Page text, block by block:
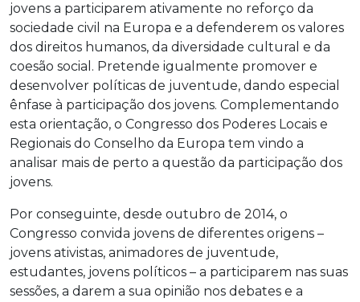
jovens a participarem ativamente no reforço da
sociedade civil na Europa e a defenderem os valores
dos direitos humanos, da diversidade cultural e da
coesão social. Pretende igualmente promover e
desenvolver políticas de juventude, dando especial
ênfase à participação dos jovens. Complementando
esta orientação, o Congresso dos Poderes Locais e
Regionais do Conselho da Europa tem vindo a
analisar mais de perto a questão da participação dos
jovens.
Por conseguinte, desde outubro de 2014, o
Congresso convida jovens de diferentes origens –
jovens ativistas, animadores de juventude,
estudantes, jovens políticos – a participarem nas suas
sessões, a darem a sua opinião nos debates e a